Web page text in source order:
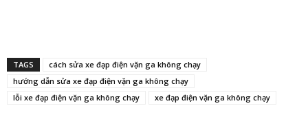
TAGS
cách sửa xe đạp điện vặn ga không chạy
hướng dẫn sửa xe đạp điện vặn ga không chạy
lỗi xe đạp điện vặn ga không chạy
xe đạp điện vặn ga không chạy